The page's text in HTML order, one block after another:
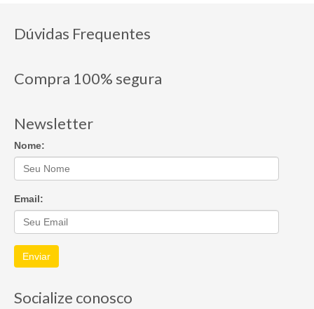
Dúvidas Frequentes
Compra 100% segura
Newsletter
Nome:
Email:
Enviar
Socialize conosco